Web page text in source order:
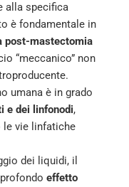
alla specifica
è fondamentale in
post-mastectomia
“meccanico” non
umana è in grado
e dei linfonodi,
le vie linfatiche
dei liquidi, il
effetto